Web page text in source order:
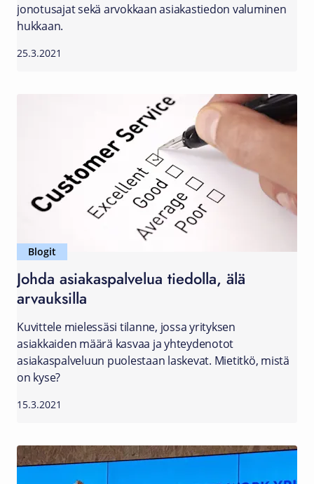
jonotusajat sekä arvokkaan asiakastiedon valuminen
hukkaan.
25.3.2021
Blogit
Johda asiakaspalvelua tiedolla, älä
arvauksilla
Kuvittele mielessäsi tilanne, jossa yrityksen
asiakkaiden määrä kasvaa ja yhteydenotot
asiakaspalveluun puolestaan laskevat. Mietitkö, mistä
on kyse?
15.3.2021